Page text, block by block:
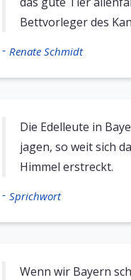
Bettvorleger des
- Renate Schmidt
Die Edelleute in
jagen, so weit sich
Himmel erstreckt.
- Sprichwort
Wenn wir Bayern